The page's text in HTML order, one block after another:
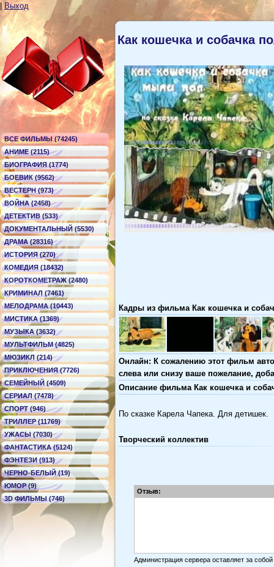
Выход
ВСЕ ФИЛЬМЫ (74245)
АНИМЕ (2115)
БИОГРАФИЯ (1774)
БОЕВИК (9562)
ВЕСТЕРН (973)
ВОЙНА (2458)
ДЕТЕКТИВ (533)
ДОКУМЕНТАЛЬНЫЙ (5530)
ДРАМА (28316)
ИСТОРИЯ (270)
КОМЕДИЯ (18432)
КОРОТКОМЕТРАЖ (2480)
КРИМИНАЛ (7461)
МЕЛОДРАМА (10443)
МИСТИКА (1369)
МУЗЫКА (3632)
МУЛЬТФИЛЬМ (4825)
МЮЗИКЛ (214)
ПРИКЛЮЧЕНИЯ (7726)
СЕМЕЙНЫЙ (4509)
СЕРИАЛ (7478)
СПОРТ (946)
ТРИЛЛЕР (11769)
УЖАСЫ (7030)
ФАНТАСТИКА (5124)
ФЭНТЕЗИ (913)
ЧЕРНО-БЕЛЫЙ (19)
ЮМОР (9)
3D ФИЛЬМЫ (746)
Как кошечка и собачка
Кадры из фильма Как кошечка и
Онлайн: К сожалению этот фильм
слева или снизу ваше пожелание,
Описание фильма Как кошечка и
По сказке Карела Чапека. Для детишек.
Творческий коллектив
Отзыв:
Администрация сервера оставляет за